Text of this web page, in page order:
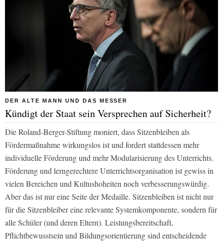
DER ALTE MANN UND DAS MESSER
Kündigt der Staat sein Versprechen auf Sicherheit?
Die Roland-Berger-Stiftung moniert, dass Sitzenbleiben als
Fördermaßnahme wirkungslos ist und fordert stattdessen mehr
individuelle Förderung und mehr Modularisierung des Unterrichts.
Förderung und lerngerechtere Unterrichtsorganisation ist gewiss in
vielen Bereichen und Kultushoheiten noch verbesserungswürdig.
Aber das ist nur eine Seite der Medaille. Sitzenbleiben ist nicht nur
für die Sitzenbleiber eine relevante Systemkomponente, sondern für
alle Schüler (und deren Eltern). Leistungsbereitschaft,
Pflichtbewusstsein und Bildungsorientierung sind entscheidende